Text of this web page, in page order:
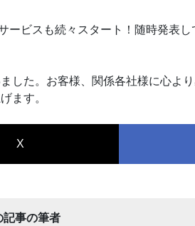
ビスも続々スタート！随時発表し
した。お客様、関係各社様に心より
ます。
X
記事の筆者